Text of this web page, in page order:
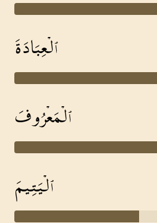
ٱلۡعِبَادَةَ
ٱلۡمَعۡرُوفَ
ٱلۡيَتِيمَ